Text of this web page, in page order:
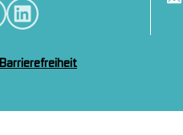
Barrierefreiheit